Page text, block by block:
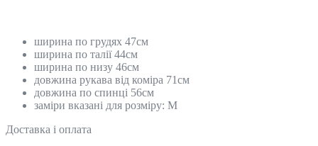
ширина по грудях 47см
ширина по талії 44см
ширина по низу 46см
довжина рукава від коміра 71см
довжина по спинці 56см
заміри вказані для розміру: М
Доставка і оплата